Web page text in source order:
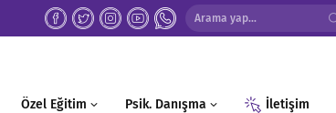
Özel Eğitim Psik. Danışma İletişim